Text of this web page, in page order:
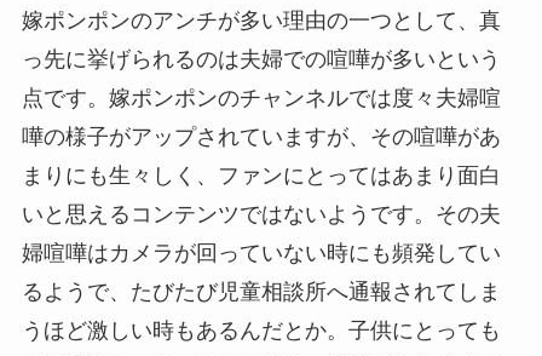
嫁ポンポンのアンチが多い理由の一つとして、真
っ先に挙げられるのは夫婦での喧嘩が多いという
点です。嫁ポンポンのチャンネルでは度々夫婦喧
嘩の様子がアップされていますが、その喧嘩があ
まりにも生々しく、ファンにとってはあまり面白
いと思えるコンテンツではないようです。その夫
婦喧嘩はカメラが回っていない時にも頻発してい
るようで、たびたび児童相談所へ通報されてしま
うほど激しい時もあるんだとか。子供にとっても